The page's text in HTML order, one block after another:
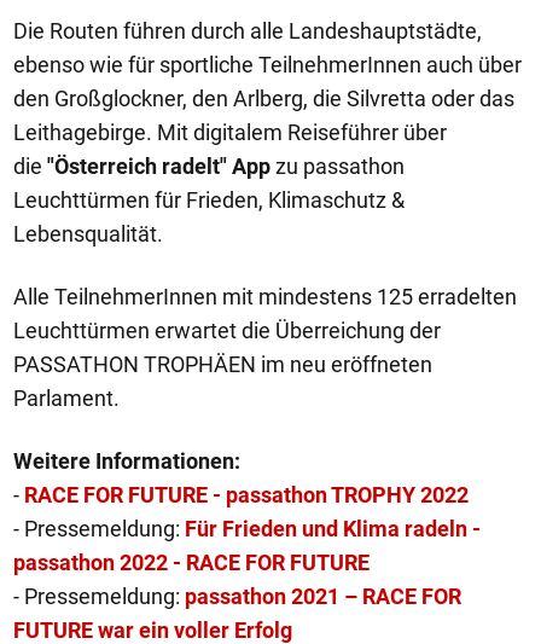
Die Routen führen durch alle Landeshauptstädte,
ebenso wie für sportliche TeilnehmerInnen auch über
den Großglockner, den Arlberg, die Silvretta oder das
Leithagebirge. Mit digitalem Reiseführer über
die "Österreich radelt" Appzu passathon
Leuchttürmen für Frieden, Klimaschutz &
Lebensqualität.
Alle TeilnehmerInnen mit mindestens 125 erradelten
Leuchttürmen erwartet die Überreichung der
PASSATHON TROPHÄEN im neu eröffneten
Parlament.
Weitere Informationen:
- RACE FOR FUTURE - passathon TROPHY 2022
- Pressemeldung: Für Frieden und Klima radeln -
passathon 2022 - RACE FOR FUTURE
- Pressemeldung: passathon 2021 – RACE FOR
FUTURE war ein voller Erfolg